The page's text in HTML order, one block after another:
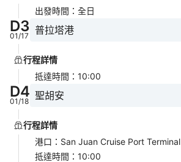
出發時間 ： 全日
D3
01/17 普拉塔港
行程詳情
抵達時間 ： 10:00
D4
01/18 聖胡安
行程詳情
港口 ： San Juan Cruise Port Terminal
抵達時間 ： 10:00